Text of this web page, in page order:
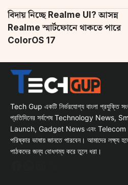
বিদায় নিচ্ছে Realme UI? আসন্ন
Realme স্মার্টফোনে থাকতে পারে
ColorOS 17
Tech Gup একটি নির্ভরযোগ্য বাংলা প্রযুক্তি
প্রতিদিনের সর্বশেষ Technology
Launch, Gadget News এবং Telecom
পরিষ্কার ভাষায় জানতে পারবেন। আমাদের লক্ষ্য
পাঠকদের জন্য বোধগম্য করে তুলে ধরা।